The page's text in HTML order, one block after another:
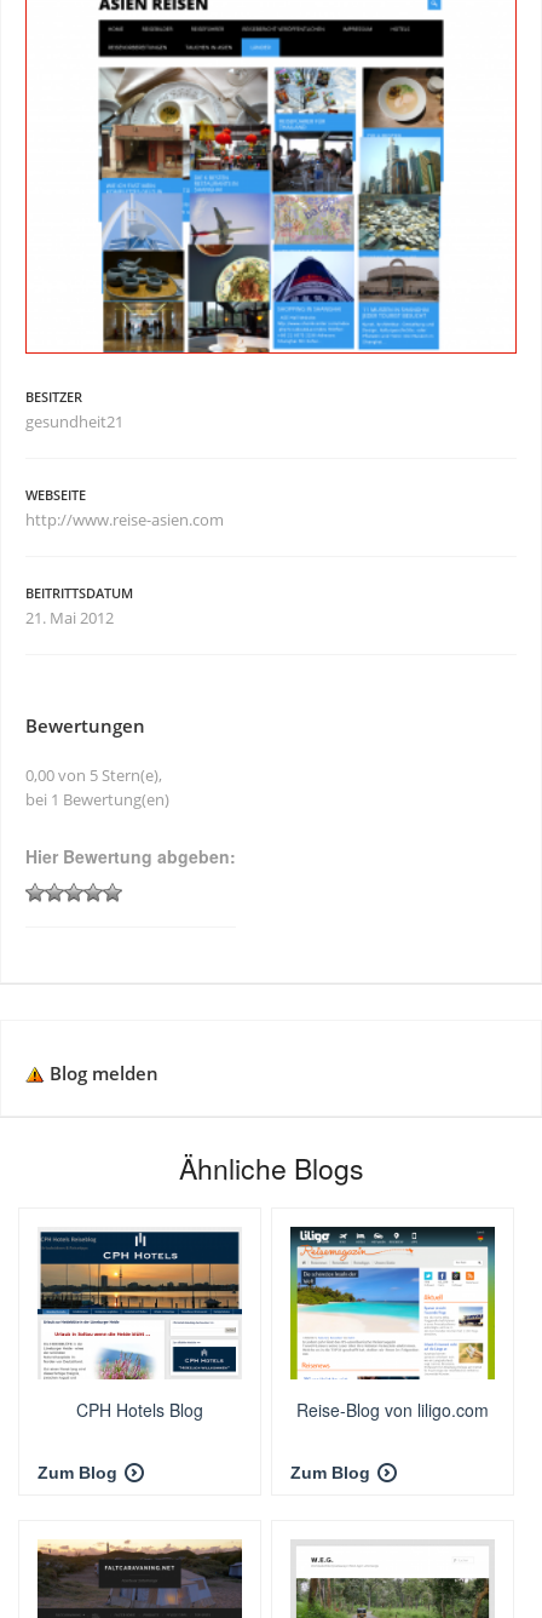
BESITZER
gesundheit21
WEBSEITE
http://www.reise-asien.com
BEITRITTSDATUM
21. Mai 2012
Bewertungen
0,00 von 5 Stern(e),
bei 1 Bewertung(en)
Hier Bewertung abgeben:
Blog melden
Ähnliche Blogs
CPH Hotels Blog
Zum Blog
Reise-Blog von liligo.com
Zum Blog